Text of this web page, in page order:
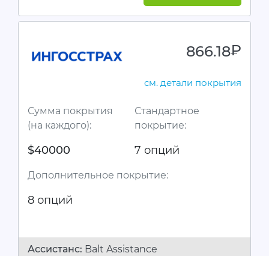
866.18руб.
см. детали покрытия
Сумма покрытия
(на каждого):
$40000
Стандартное
покрытие:
7 опций
Дополнительное покрытие:
8 опций
Ассистанc: Balt Assistance